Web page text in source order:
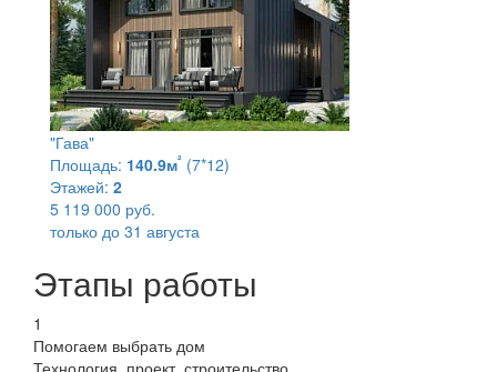
"Гава"
Площадь: 140.9м² (7*12)
Этажей: 2
5 119 000 руб.
только до 31 августа
Этапы работы
1
Помогаем выбрать дом
Технология, проект, строительство